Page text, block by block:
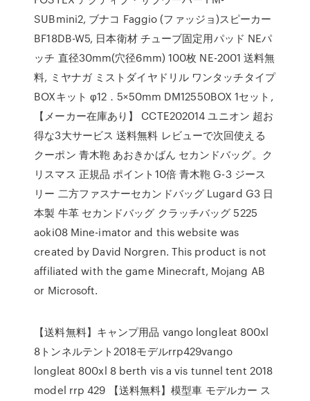
SUBmini2, ブナコ Faggio (ファッジョ)スピーカー
BF18DB-W5, 日本衛材 チューブ固定用パッド NEパ
ッチ 直径30mm(穴径6mm) 100枚 NE-2001 送料無
料, ミヤナガ ミストダイヤドリル ワンタッチタイプ
BOXキット φ12．5×50mm DM12550BOX 1セット,
【メーカー在庫あり】 CCTE202014 ユニオン 超お
得な3大サービス 送料無料 レビューで次回使える
クーポン 青木鞄 あおきかばん セカンドバッグ。ク
リスマス 正規品 ポイント10倍 青木鞄 G-3 ジース
リー 二方ファスナーセカンドバッグ Lugard G3 日
本製 牛革 セカンドバッグ クラッチバッグ 5225
aoki08 Mine-imator and this website was
created by David Norgren. This product is not
affiliated with the game Minecraft, Mojang AB
or Microsoft.
【送料無料】キャンプ用品 vango longleat 800xl
8トンネルテント2018モデルrrp429vango
longleat 800xl 8 berth vis a vis tunnel tent 2018
model rrp 429 【送料無料】模型車 モデルカー ス